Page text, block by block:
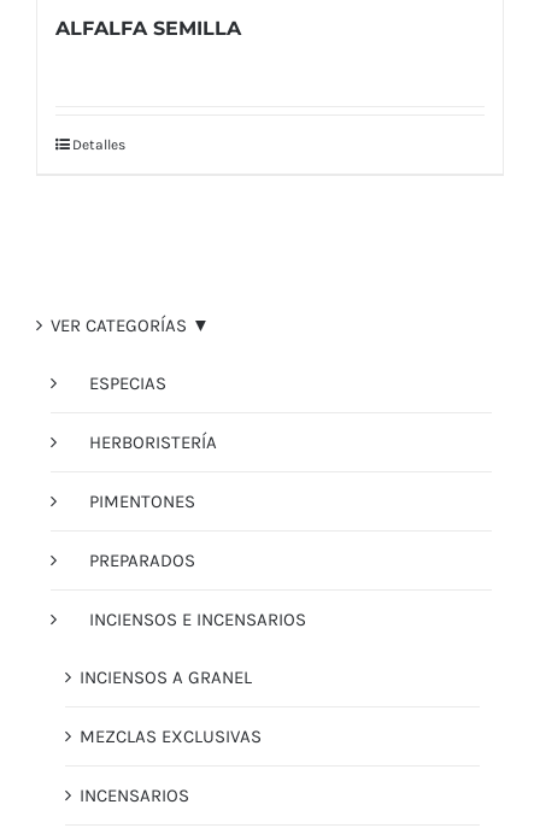
ALFALFA SEMILLA
Detalles
VER CATEGORÍAS ▼
ESPECIAS
HERBORISTERÍA
PIMENTONES
PREPARADOS
INCIENSOS E INCENSARIOS
INCIENSOS A GRANEL
MEZCLAS EXCLUSIVAS
INCENSARIOS